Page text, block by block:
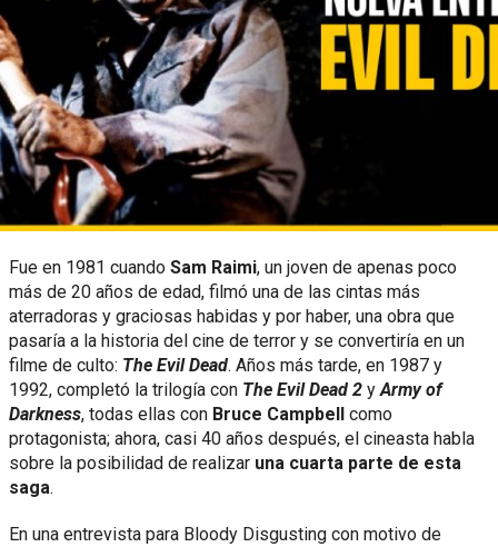
Fue en 1981 cuando Sam Raimi, un joven de apenas poco
más de 20 años de edad, filmó una de las cintas más
aterradoras y graciosas habidas y por haber, una obra que
pasaría a la historia del cine de terror y se convertiría en un
filme de culto: The Evil Dead. Años más tarde, en 1987 y
1992, completó la trilogía con The Evil Dead 2 yArmy of
Darkness, todas ellas con Bruce Campbell
como
protagonista; ahora, casi 40 años después, el cineasta habla
sobre la posibilidad de realizar una cuarta parte de esta
saga.
En una entrevista para Bloody Disgusting con motivo de